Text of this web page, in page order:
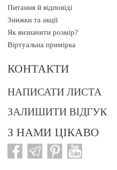
Питання й відповіді
Знижки та акції
Як визначити розмір?
Віртуальна примірка
КОНТАКТИ
НАПИСАТИ ЛИСТА
ЗАЛИШИТИ ВІДГУК
З НАМИ ЦІКАВО